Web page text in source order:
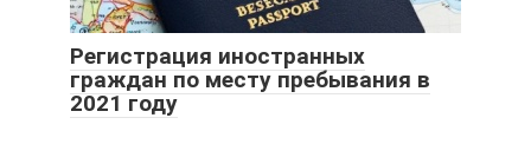
Регистрация иностранных
граждан по месту пребывания в
2021 году